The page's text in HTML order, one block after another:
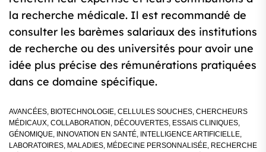
la recherche médicale. Il est recommandé de
consulter les barèmes salariaux des institutions
de recherche ou des universités pour avoir une
idée plus précise des rémunérations pratiquées
dans ce domaine spécifique.
AVANCÉES, BIOTECHNOLOGIE, CELLULES SOUCHES, CHERCHEURS
MÉDICAUX, COLLABORATION , DÉCOUVERTES, ESSAIS CLINIQUES,
GÉNOMIQUE, INNOVATION EN SANTÉ, INTELLIGENCE ARTIFICIELLE,
LABORATOIRES, MALADIES, MÉDECINE PERSONNALISÉE, RECHERCHE